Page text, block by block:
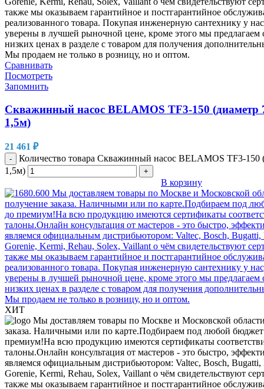
Сравнивать
Посмотреть
Запомнить
Скважинный насос BELAMOS TF3-150 (диаметр
1,5м)
21 461 ₽
-
Количество товара Скважинный насос BELAMOS TF3-150
1,5м)
+
В корзину
ХИТ